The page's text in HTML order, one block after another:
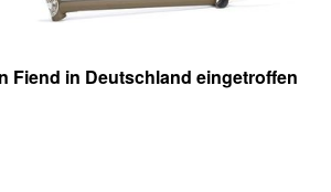
Fiend in Deutschland eingetroffen